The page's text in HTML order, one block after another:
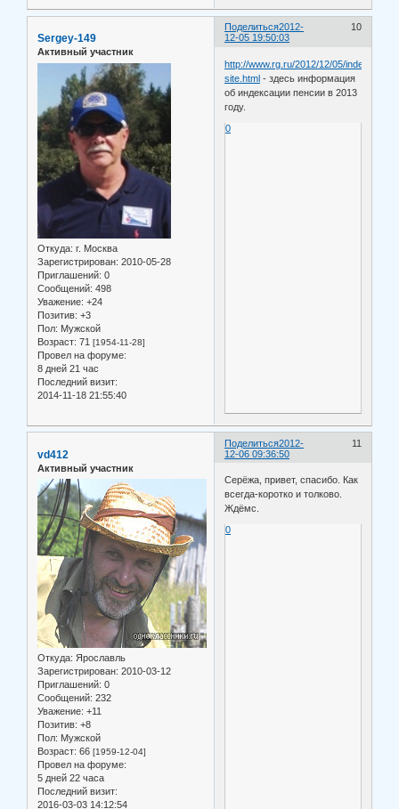
Поделиться 10
2012-
12-05 19:50:03
Sergey-149
Активный участник
Откуда: г. Москва
Зарегистрирован: 2010-05-28
Приглашений: 0
Сообщений: 498
Уважение: +24
Позитив: +3
Пол: Мужской
Возраст: 71 [1954-11-28]
Провел на форуме:
8 дней 21 час
Последний визит:
2014-11-18 21:55:40
http://www.rg.ru/2012/12/05/
site.html - здесь информация
об индексации пенсии в 2013
году.
0
Поделиться 11
2012-
12-06 09:36:50
vd412
Активный участник
Откуда: Ярославль
Зарегистрирован: 2010-03-12
Приглашений: 0
Сообщений: 232
Уважение: +11
Позитив: +8
Пол: Мужской
Возраст: 66 [1959-12-04]
Провел на форуме:
5 дней 22 часа
Последний визит:
2016-03-03 14:12:54
Серёжа, привет, спасибо. Как
всегда-коротко и толково.
Ждёмс.
0